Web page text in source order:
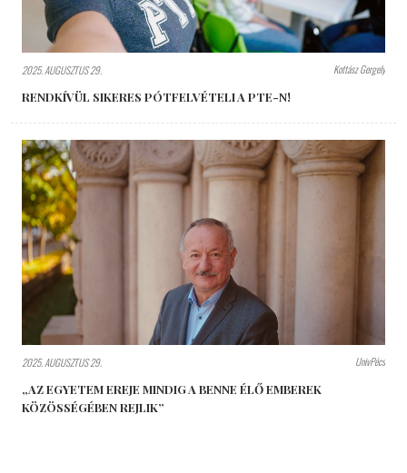
2025. AUGUSZTUS 29. Kottász Gergely
RENDKÍVÜL SIKERES PÓTFELVÉTELI A PTE-N!
2025. AUGUSZTUS 29. UnivPécs
„AZ EGYETEM EREJE MINDIG A BENNE ÉLŐ EMBEREK
KÖZÖSSÉGÉBEN REJLIK”